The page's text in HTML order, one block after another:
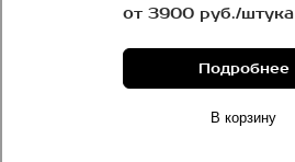
от 3900 руб./штука
Подробнее
В корзину